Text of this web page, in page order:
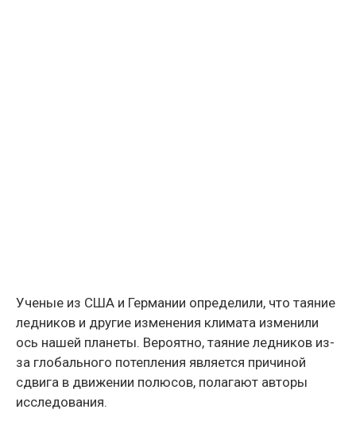
Ученые из США и Германии определили, что таяние
ледников и другие изменения климата изменили
ось нашей планеты. Вероятно, таяние ледников из-
за глобального потепления является причиной
сдвига в движении полюсов, полагают авторы
исследования.